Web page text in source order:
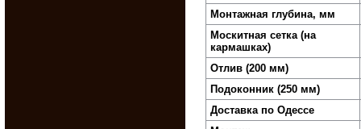
Монтажная глубина, мм
Москитная сетка (на
кармашках)
Отлив (200 мм)
Подоконник (250 мм)
Доставка по Одессе